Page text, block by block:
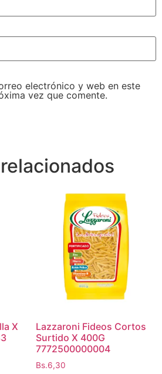
electrónico y web en este
vez que comente.
X
Lazzaroni Fideos Cortos
Surtido X 400G
7772500000004
Bs.6,30